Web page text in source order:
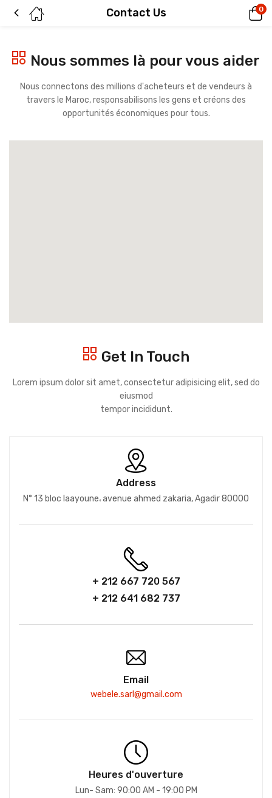
Contact Us 0
Nous sommes là pour vous aider
Nous connectons des millions d'acheteurs et de vendeurs à
travers le Maroc, responsabilisons les gens et créons des
opportunités économiques pour tous.
Get In Touch
Lorem ipsum dolor sit amet, consectetur adipisicing elit, sed do
eiusmod
tempor incididunt.
Address
N° 13 bloc laayoune، avenue ahmed zakaria, Agadir 80000
+ 212 667 720 567
+ 212 641 682 737
Email
webele.sarl@gmail.com
Heures d'ouverture
Lun- Sam: 90:00 AM - 19:00 PM